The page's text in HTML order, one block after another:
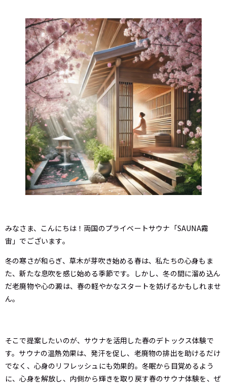
みなさま、こんにちは！両国のプライベートサウナ「SAUNA霧
宙」でございます。
冬の寒さが和らぎ、草木が芽吹き始める春は、私たちの心身もま
た、新たな息吹を感じ始める季節です。しかし、冬の間に溜め込ん
だ老廃物や心の澱は、春の軽やかなスタートを妨げるかもしれませ
ん。
そこで提案したいのが、サウナを活用した春のデトックス体験で
す。サウナの温熱効果は、発汗を促し、老廃物の排出を助けるだけ
でなく、心身のリフレッシュにも効果的。冬眠から目覚めるよう
に、心身を解放し、内側から輝きを取り戻す春のサウナ体験を、ぜ